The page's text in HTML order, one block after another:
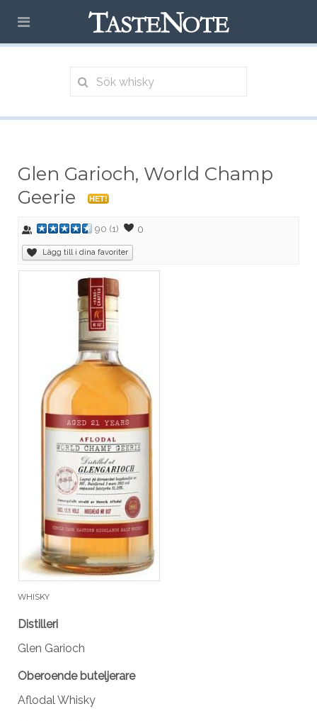
Glen Garioch, World Champ
Geerie
HET!
90 (1) 0
Lägg till i dina favoriter
WHISKY
Distilleri
Glen Garioch
Oberoende buteljerare
Aflodal Whisky